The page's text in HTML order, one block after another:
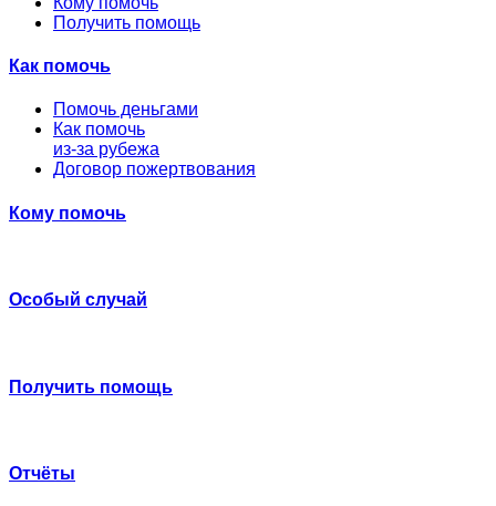
Получить помощь
Как помочь
Помочь деньгами
Как помочь
из-за рубежа
Договор пожертвования
Кому помочь
Особый случай
Получить помощь
Отчёты